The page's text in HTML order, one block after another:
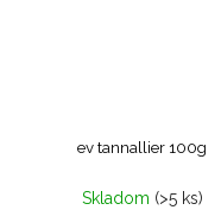
ev tannallier 100g
Skladom (>5 ks)